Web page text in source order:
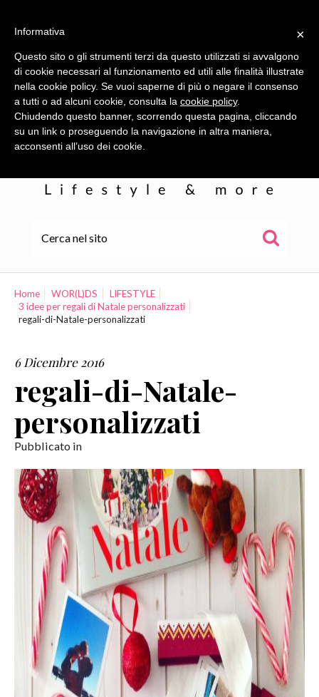
WOR(L)DS
COLLABORAZIONI
CONTATTI
Home WOR(L)DS
LIFESTYLE
3 idee per regali di Natale personalizzati
regali-di-Natale-personalizzati
6 Dicembre 2016
regali-di-Natale-
personalizzati
Pubblicato in
×
Informativa
Questo sito o gli strumenti terzi da questo utilizzati si avvalgono
di cookie necessari al funzionamento ed utili alle finalità illustrate
nella cookie policy. Se vuoi saperne di più o negare il consenso
a tutti o ad alcuni cookie, consulta la cookie policy.
Chiudendo questo banner, scorrendo questa pagina, cliccando
su un link o proseguendo la navigazione in altra maniera,
acconsenti all’uso dei cookie.